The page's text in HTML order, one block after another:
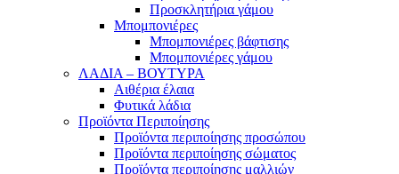
Προσκλητήρια γάμου
Μπομπονιέρες
Μπομπονιέρες βάφτισης
Μπομπονιέρες γάμου
ΛΑΔΙΑ – ΒΟΥΤΥΡΑ
Αιθέρια έλαια
Φυτικά λάδια
Προϊόντα Περιποίησης
Προϊόντα περιποίησης προσώπου
Προϊόντα περιποίησης σώματος
Προϊόντα περιποίησης μαλλιών